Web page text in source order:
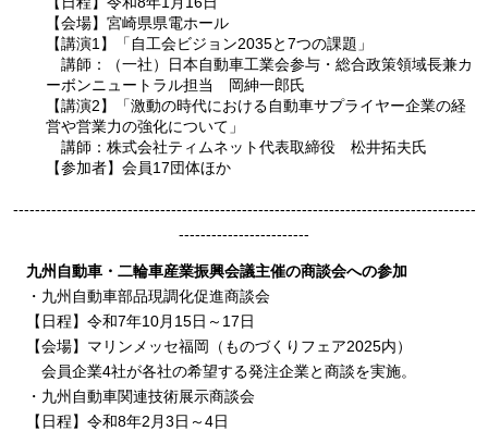
【会場】宮崎県県電ホール
【講演1】「自工会ビジョン2035と7つの課題」
講師 ：（一社）日本自動車工業会参与・総合政策領域長兼カ
ーボンニュートラル担当
岡紳一郎氏
【講演2】「激動の時代における自動車サプライヤー企業の経
営や営業力の強化について」
講師 ：株式会社ティムネット代表取締役
松井拓夫氏
【参加者】会員17団体ほか
-------------------------------------------------------------------------------------
------------------------
九州自動車・二輪車産業振興会議主催の商談会への参加
・九州自動車部品現調化促進商談会
【日程】令和7年10月15日～17日
【会場】マリンメッセ福岡（ものづくりフェア2025内）
会員企業4社が各社の希望する発注企業と商談を実施。
・九州自動車関連技術展示商談会
【日程】令和8年2月3日～4日